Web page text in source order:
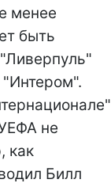
менее
быть
"Интером".
не
как
Билл